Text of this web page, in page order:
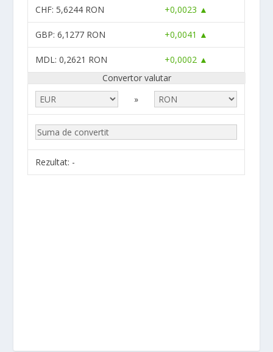
CHF: 5,6244 RON +0,0023 ▲
GBP: 6,1277 RON +0,0041 ▲
MDL: 0,2621 RON
+0,0002 ▲
Convertor valutar
»
Rezultat: -